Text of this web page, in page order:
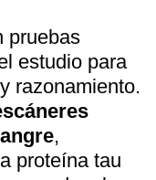
pruebas
estudio para
razonamiento.
,
proteína tau